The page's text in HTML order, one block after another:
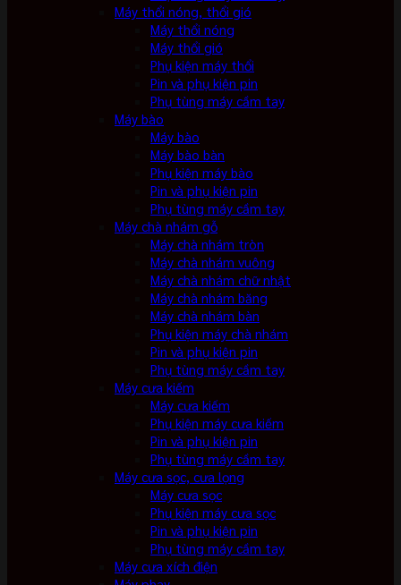
Máy thổi nóng, thổi gió
Máy thổi nóng
Máy thổi gió
Phụ kiện máy thổi
Pin và phụ kiện pin
Phụ tùng máy cầm tay
Máy bào
Máy bào
Máy bào bàn
Phụ kiện máy bào
Pin và phụ kiện pin
Phụ tùng máy cầm tay
Máy chà nhám gỗ
Máy chà nhám tròn
Máy chà nhám vuông
Máy chà nhám chữ nhật
Máy chà nhám băng
Máy chà nhám bàn
Phụ kiện máy chà nhám
Pin và phụ kiện pin
Phụ tùng máy cầm tay
Máy cưa kiếm
Máy cưa kiếm
Phụ kiện máy cưa kiếm
Pin và phụ kiện pin
Phụ tùng máy cầm tay
Máy cưa sọc, cưa lọng
Máy cưa sọc
Phụ kiện máy cưa sọc
Pin và phụ kiện pin
Phụ tùng máy cầm tay
Máy cưa xích điện